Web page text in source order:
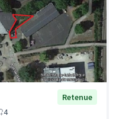
Retenue
4